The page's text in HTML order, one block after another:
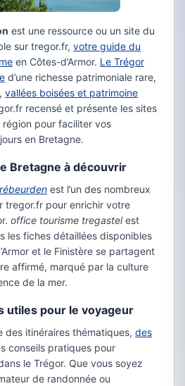
est une ressource ou un site du
sur tregor.fr, votre guide du
en Côtes-d’Armor. Le Trégor
d’une richesse patrimoniale rare,
vallées boisées et patrimoine
recensé et présente les sites
pour faciliter vos
en Bretagne.
Bretagne à découvrir
est l’un des nombreux
tregor.fr pour enrichir votre
office tourisme tregastelest
les fiches détaillées disponibles
et le Finistère se partagent
affirmé, marqué par la culture
de la mer.
utiles pour le voyageur
des itinéraires thématiques, des
conseils pratiques pour
le Trégor. Que vous soyez
de randonnée ou